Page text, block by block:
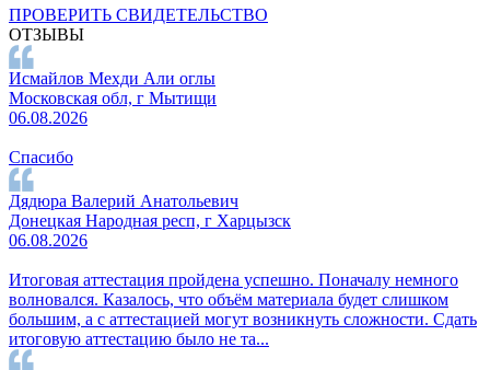
ПРОВЕРИТЬ СВИДЕТЕЛЬСТВО
ОТЗЫВЫ
Исмайлов Мехди Али оглы
Московская обл, г Мытищи
06.08.2026
Спасибо
Дядюра Валерий Анатольевич
Донецкая Народная респ, г Харцызск
06.08.2026
Итоговая аттестация пройдена успешно. Поначалу немного
волновался. Казалось, что объём материала будет слишком
большим, а с аттестацией могут возникнуть сложности. Сдать
итоговую аттестацию было не та...